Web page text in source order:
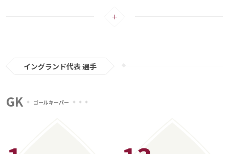
ン。プレミアリーグ王者、マンチェスター・シティで活躍するラヒーム・スタ
め、まるで“プレミアリーグ・オールスター”のようなメンバー構成は世界中の
にいく。
注目選手：ハリー・ケイン（トッテナム ）
イングランド代表 選手
GK ゴールキーパー